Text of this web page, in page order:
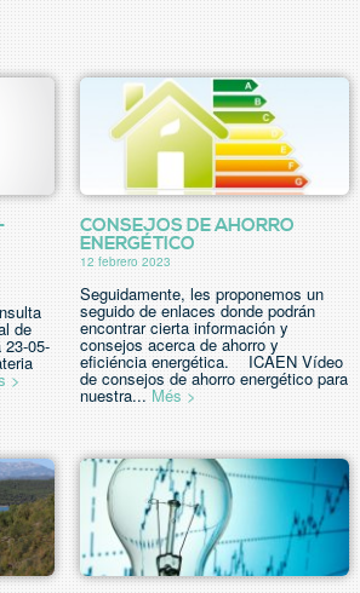
de
05-
>
CONSEJOS DE AHORRO
ENERGÉTICO
12 febrero 2023
Seguidamente, les proponemos un
seguido de enlaces donde podrán
encontrar cierta información y
consejos acerca de ahorro y
eficiéncia energética. ICAEN Vídeo
de consejos de ahorro energético para
nuestra... Més >